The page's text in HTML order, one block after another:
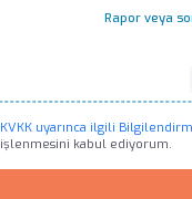
Rapor veya
KVKK uyarınca ilgili
işlenmesini kabul ediyorum.